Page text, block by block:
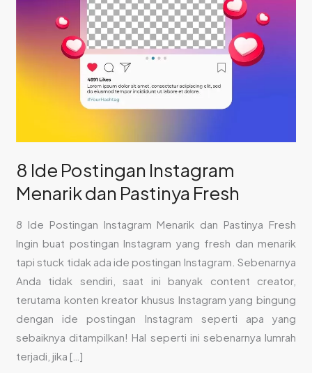
8 Ide Postingan Instagram
Menarik dan Pastinya Fresh
8 Ide Postingan Instagram Menarik dan Pastinya Fresh
Ingin buat postingan Instagram yang fresh dan menarik
tapi stuck tidak ada ide postingan Instagram. Sebenarnya
Anda tidak sendiri, saat ini banyak content creator,
terutama konten kreator khusus Instagram yang bingung
dengan ide postingan Instagram seperti apa yang
sebaiknya ditampilkan! Hal seperti ini sebenarnya lumrah
terjadi, jika […]